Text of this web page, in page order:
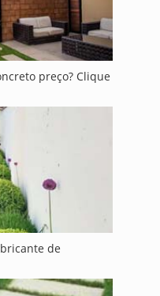
preço? Clique
de